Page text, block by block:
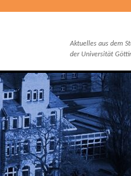
Aktuelles aus dem
der Universität